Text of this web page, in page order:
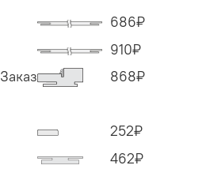
686₽
910₽
Заказ 868₽
252₽
462₽